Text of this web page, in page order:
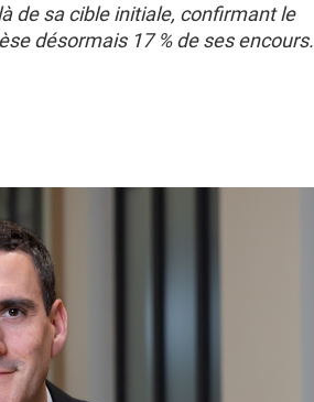
de sa cible initiale, confirmant le
désormais 17 % de ses encours.